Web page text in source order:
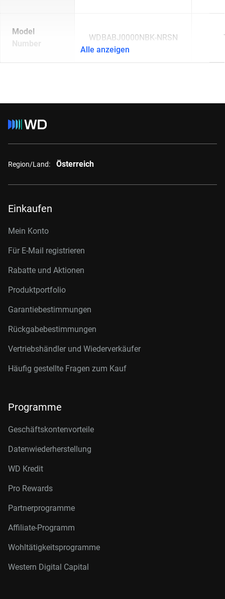
Model
Number
WDBABJ0000NBK-NRSN
Alle anzeigen
Region/Land: Österreich
Einkaufen
Mein Konto
Für E-Mail registrieren
Rabatte und Aktionen
Produktportfolio
Garantiebestimmungen
Rückgabebestimmungen
Vertriebshändler und Wiederverkäufer
Häufig gestellte Fragen zum Kauf
Programme
Geschäftskontenvorteile
Datenwiederherstellung
WD Kredit
Pro Rewards
Partnerprogramme
Affiliate-Programm
Wohltätigkeitsprogramme
Western Digital Capital